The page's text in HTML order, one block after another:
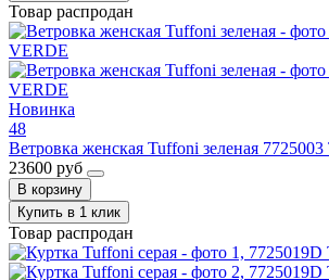
Товар распродан
Новинка
48
Ветровка женская Tuffoni зеленая
23600 руб
В корзину
Купить в 1 клик
Товар распродан